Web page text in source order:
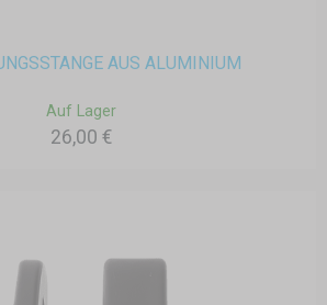
AUS ALUMINIUM
Auf Lager
26,00 €